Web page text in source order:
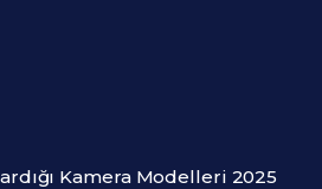
Kamera Modelleri 2025